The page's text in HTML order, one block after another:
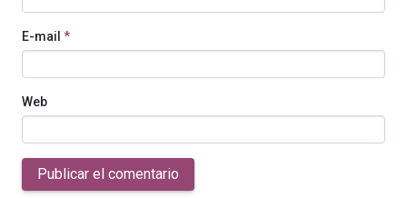
E-mail *
Web
Publicar el comentario